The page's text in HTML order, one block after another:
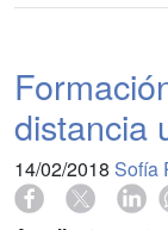
distancia
14/02/2018 Sofía